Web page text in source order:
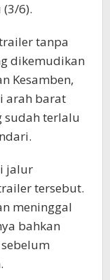
6).
tanpa
dikemudikan
Kesamben,
arah barat
sudah terlalu
jalur
tersebut.
meninggal
bahkan